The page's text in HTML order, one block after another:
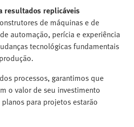
resultados replicáveis
de máquinas e de
automação, perícia e experiência
tecnológicas fundamentais
processos, garantimos que
o valor de seu investimento
para projetos estarão